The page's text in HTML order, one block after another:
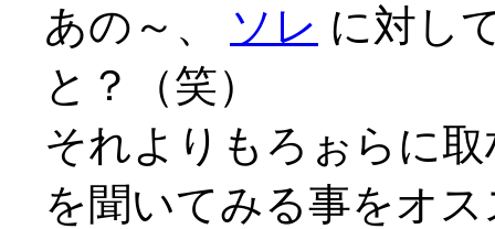
あの～、 ソレ に対し
と？（笑）
それよりもろぉらに
を聞いてみる事をオ